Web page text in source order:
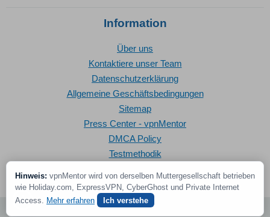
Information
Über uns
Kontaktiere unser Team
Datenschutzerklärung
Allgemeine Geschäftsbedingungen
Sitemap
Press Center - vpnMentor
DMCA Policy
Testmethodik
© 2026 vpnMentor | Alle Rechte vorbehalten
Hinweis: vpnMentor wird von derselben Muttergesellschaft betrieben
wie Holiday.com, ExpressVPN, CyberGhost und Private Internet
Access. Mehr erfahren Ich verstehe